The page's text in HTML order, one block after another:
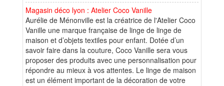
Magasin déco lyon : Atelier Coco Vanille
Aurélie de Ménonville est la créatrice de l'Atelier Coco
Vanille une marque française de linge de linge de
maison et d’objets textiles pour enfant. Dotée d’un
savoir faire dans la couture, Coco Vanille sera vous
proposer des produits avec une personnalisation pour
répondre au mieux à vos attentes. Le linge de maison
est un élément important de la décoration de votre